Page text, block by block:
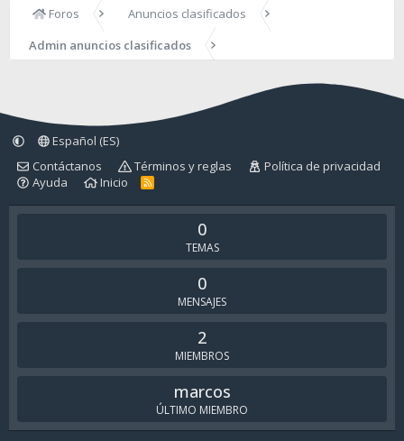
Foros
Anuncios clasificados
Admin anuncios clasificados
Español (ES)
Contáctanos
Términos y reglas
Política de privacidad
Ayuda
Inicio
R
S
0
TEMAS
0
MENSAJES
2
MIEMBROS
marcos
ÚLTIMO MIEMBRO